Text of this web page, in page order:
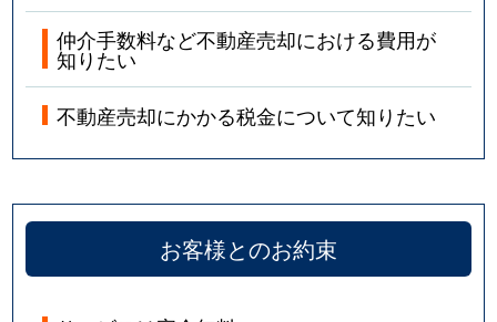
仲介手数料など不動産売却における費用が
知りたい
不動産売却にかかる税金について知りたい
お客様とのお約束